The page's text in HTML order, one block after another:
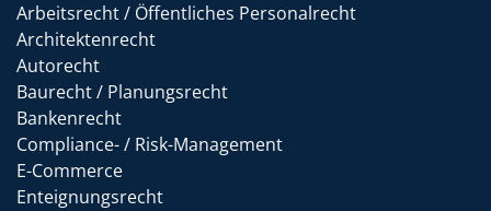
Arbeitsrecht / Öffentliches Personalrecht
Architektenrecht
Autorecht
Baurecht / Planungsrecht
Bankenrecht
Compliance- / Risk-Management
E-Commerce
Enteignungsrecht